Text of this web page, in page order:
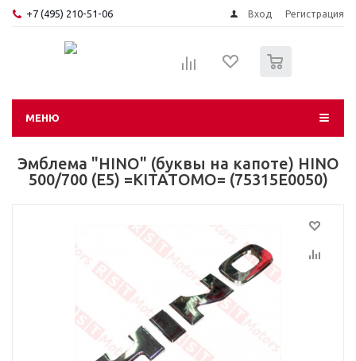
+7 (495) 210-51-06 Вход Регистрация
МЕНЮ
Эмблема "HINO" (буквы на капоте) HINO
500/700 (Е5) =KITATOMO= (75315E0050)